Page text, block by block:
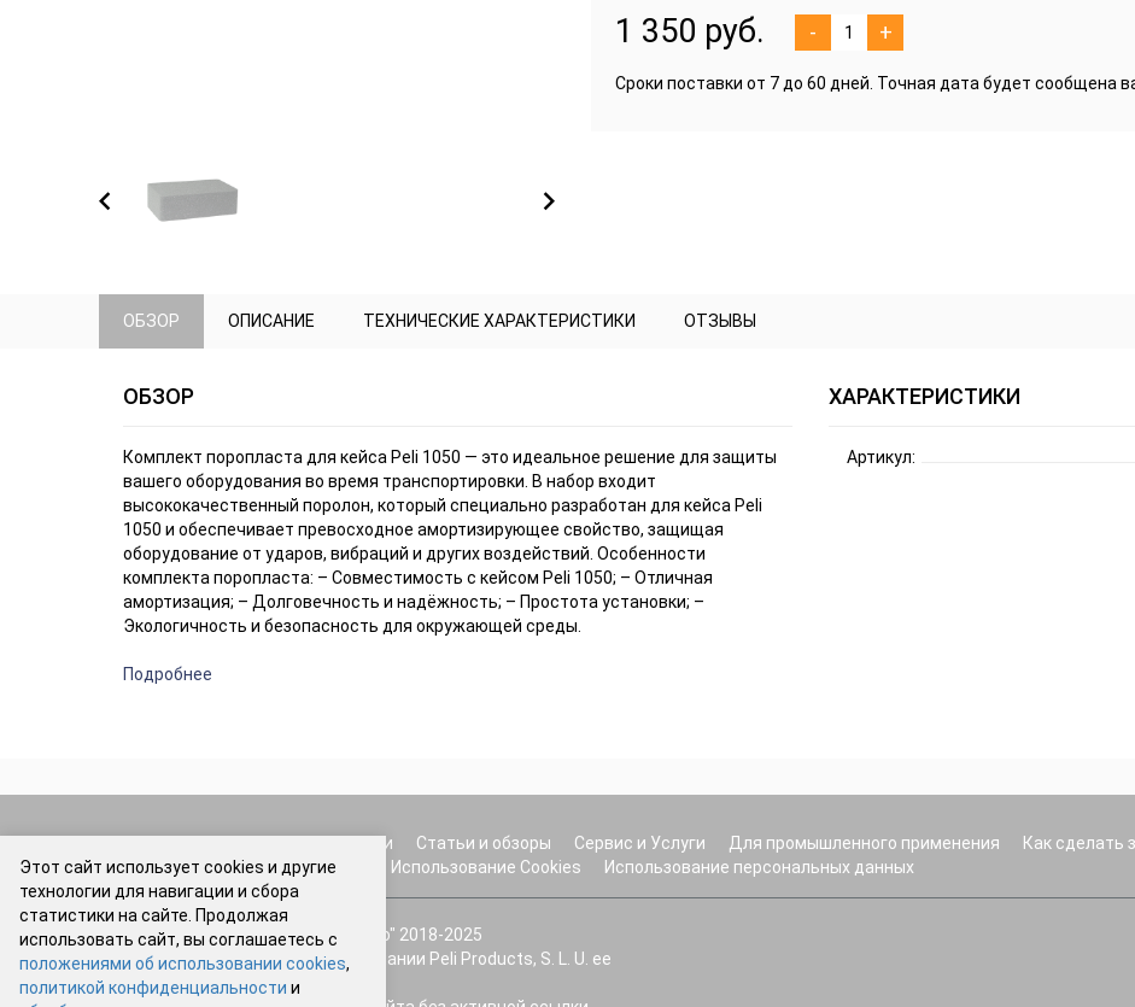
1 350 руб. - +
Сроки поставки от 7 до 60 дней. Точная дата будет сообщена
ОБЗОР ОПИСАНИЕ ТЕХНИЧЕСКИЕ ХАРАКТЕРИСТИКИ ОТЗЫВЫ
ОБЗОР
Комплект поропласта для кейса Peli 1050 — это идеальное решение для защиты
вашего оборудования во время транспортировки. В набор входит
высококачественный поролон, который специально разработан для кейса Peli
1050 и обеспечивает превосходное амортизирующее свойство, защищая
оборудование от ударов, вибраций и других воздействий. Особенности
комплекта поропласта: – Совместимость с кейсом Peli 1050; – Отличная
амортизация; – Долговечность и надёжность; – Простота установки; –
Экологичность и безопасность для окружающей среды.
Подробнее
ХАРАКТЕРИСТИКИ
Артикул:
Акции Статьи и обзоры Сервис и Услуги Для промышленного применения Как сделать
Политика конфиденциальности
Использование Cookies Использование персональных данных
© Интернет-магазин "Protect.Studio" 2018-2025
Товарные знаки принадлежат компании Peli Products, S. L. U. ее
основным, дочерним компаниям.
Этот сайт использует cookies и другие
технологии для навигации и сбора
статистики на сайте. Продолжая
использовать сайт, вы соглашаетесь с
положениями об использовании cookies,
политикой конфиденциальности и